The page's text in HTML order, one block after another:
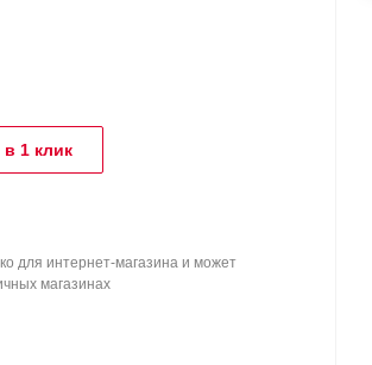
в 1 клик
для интернет-магазина и может
магазинах